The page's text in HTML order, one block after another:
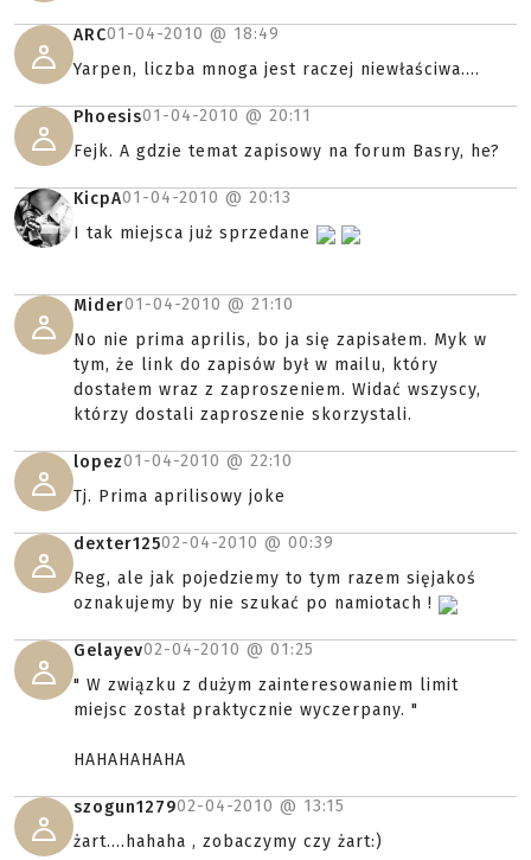
ARC01-04-2010 @ 18:49
Yarpen, liczba mnoga jest raczej niewłaściwa....
Phoesis01-04-2010 @ 20:11
Fejk. A gdzie temat zapisowy na forum Basry, he?
KicpA01-04-2010 @ 20:13
I tak miejsca już sprzedane
Mider01-04-2010 @ 21:10
No nie prima aprilis, bo ja się zapisałem. Myk w
tym, że link do zapisów był w mailu, który
dostałem wraz z zaproszeniem. Widać wszyscy,
którzy dostali zaproszenie skorzystali.
lopez01-04-2010 @ 22:10
Tj. Prima aprilisowy joke
dexter12502-04-2010 @ 00:39
Reg, ale jak pojedziemy to tym razem sięjakoś
oznakujemy by nie szukać po namiotach !
Gelayev02-04-2010 @ 01:25
" W związku z dużym zainteresowaniem limit
miejsc został praktycznie wyczerpany. "
HAHAHAHAHA
szogun127902-04-2010 @ 13:15
żart....hahaha , zobaczymy czy żart:)